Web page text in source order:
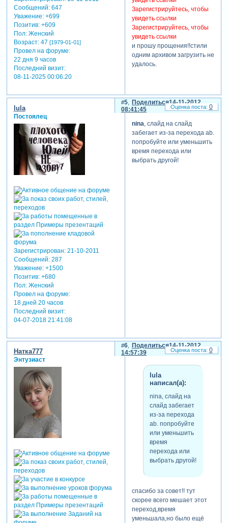
Сообщений:647
Уважение: +699
Позитив: +609
Пол:Женский
Возраст:47 [1979-01-01]
Провел на форуме:
22 дня 9 часов
Последний визит:
08-11-2025 00:06:20
Зарегистрируйтесь, чтобы
увидеть ссылки
Зарегистрируйтесь, чтобы
увидеть ссылки
и прошу прощения!!стили
одним архивом загрузить не
удалось.
Поделиться
5
14-11-2012
08:41:45
lula
Постоялец
Зарегистрирован: 21-10-2011
Сообщений:287
Уважение: +1500
Позитив: +680
Пол:Женский
Провел на форуме:
18 дней 20 часов
Последний визит:
04-07-2018 21:41:08
nina, слайд на слайд
забегает из-за перехода ab.
попробуйте или уменьшить
время перехода или
выбрать другой!
0
Поделиться
6
14-11-2012
14:57:39
Натка777
Энтузиаст
lula
написал(а):
nina, слайд на
слайд забегает
из-за перехода
ab. попробуйте
или уменьшить
время
перехода или
выбрать другой!
спасибо за совет!! тут
скорее всего мешает этот
переход,время
уменьшала,но было ещё
0